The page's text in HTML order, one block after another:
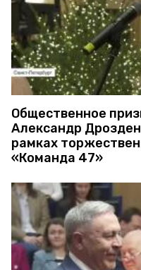
Общественное
Александр
рамках
«Команда 47»